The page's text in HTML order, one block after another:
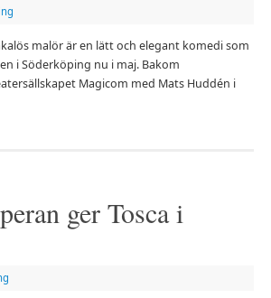
malör är en lätt och elegant komedi som
i Söderköping nu i maj. Bakom
Magicom med Mats Huddén i
ger Tosca i